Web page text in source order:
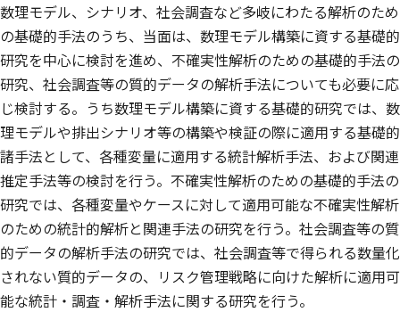
数理モデル、シナリオ、社会調査など多岐にわたる解析のため
の基礎的手法のうち、当面は、数理モデル構築に資する基礎的
研究を中心に検討を進め、不確実性解析のための基礎的手法の
研究、社会調査等の質的データの解析手法についても必要に応
じ検討する。うち数理モデル構築に資する基礎的研究では、数
理モデルや排出シナリオ等の構築や検証の際に適用する基礎的
諸手法として、各種変量に適用する統計解析手法、および関連
推定手法等の検討を行う。不確実性解析のための基礎的手法の
研究では、各種変量やケースに対して適用可能な不確実性解析
のための統計的解析と関連手法の研究を行う。社会調査等の質
的データの解析手法の研究では、社会調査等で得られる数量化
されない質的データの、リスク管理戦略に向けた解析に適用可
能な統計・調査・解析手法に関する研究を行う。